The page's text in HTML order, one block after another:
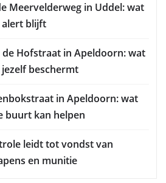
Meervelderweg in Uddel: wat
alert blijft
de Hofstraat in Apeldoorn: wat
beschermt
in Apeldoorn: wat
buurt kan helpen
leidt tot vondst van
en munitie